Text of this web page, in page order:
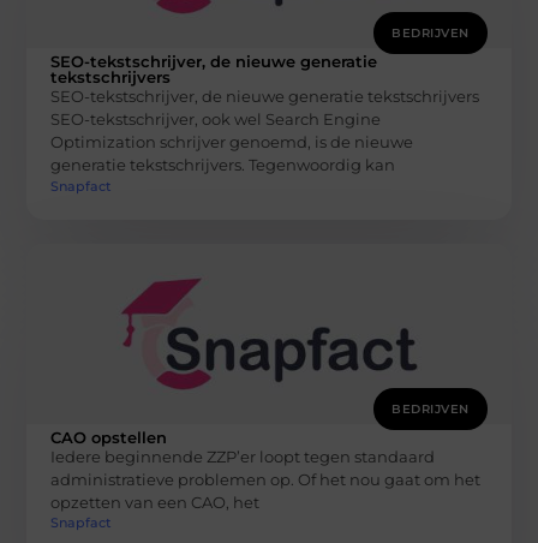
BEDRIJVEN
SEO-tekstschrijver, de nieuwe generatie
tekstschrijvers
SEO-tekstschrijver, de nieuwe generatie tekstschrijvers
SEO-tekstschrijver, ook wel Search Engine
Optimization schrijver genoemd, is de nieuwe
generatie tekstschrijvers. Tegenwoordig kan
Snapfact
BEDRIJVEN
CAO opstellen
Iedere beginnende ZZP’er loopt tegen standaard
administratieve problemen op. Of het nou gaat om het
opzetten van een CAO, het
Snapfact